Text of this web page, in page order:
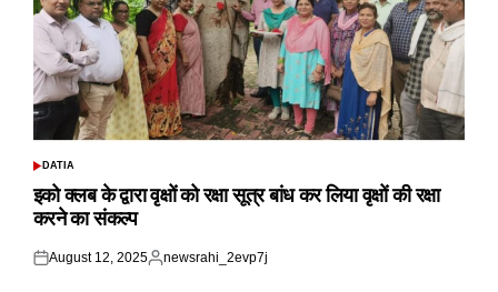
POSTED
DATIA
इको क्लब के द्वारा वृक्षों को रक्षा सूत्र बांध कर लिया वृक्षों की रक्षा
करने का संकल्प
Posted
August 12, 2025
Posted
newsrahi_2evp7j